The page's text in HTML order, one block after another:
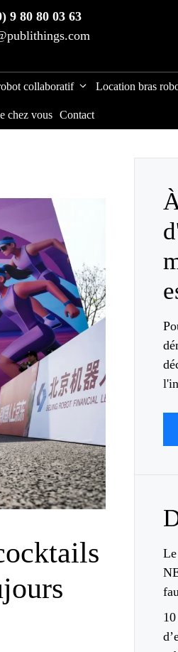
9 80 80 03 63
collaboratif Location bras
chez vous Contact